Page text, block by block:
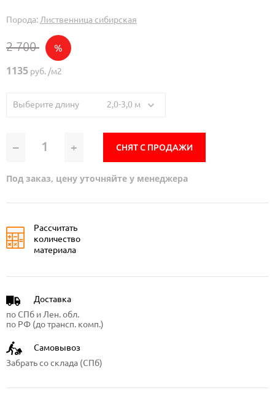
Порода: Лиственница сибирская
2 700 %
1135 руб. /м2
Выберите длину 2,0-3,0 м
– + СНЯТ С ПРОДАЖИ
Под заказ, цену уточняйте у менеджера
Рассчитать
количество
материала
Доставка
по СПб и Лен. обл.
по РФ (до трансп. комп.)
Самовывоз
Забрать со склада (СПб)